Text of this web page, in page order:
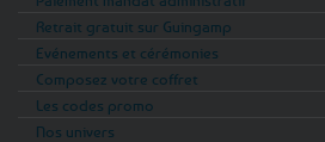
Retrait gratuit sur Guingamp
Evénements et cérémonies
Composez votre coffret
Les codes promo
Nos univers